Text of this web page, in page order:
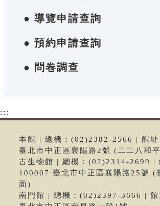
● 導覽申請查詢
● 預約申請查詢
● 問卷調查
:::
本館 | 總機：(02)2382-2566 | 館址
臺北市中正區襄陽路2號 (二二八和
古生物館 | 總機：(02)2314-2699 |
100007 臺北市中正區襄陽路25號 (
面)
南門館 | 總機：(02)2397-3666 | 館